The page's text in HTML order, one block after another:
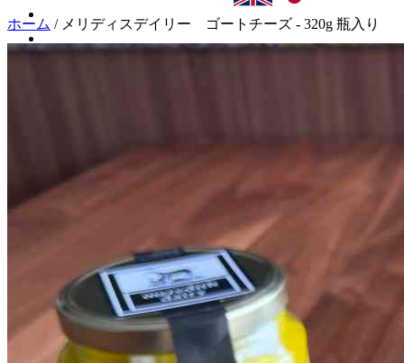
アカウント登録
ホーム / メリディスデイリー ゴートチーズ - 320g 瓶入り